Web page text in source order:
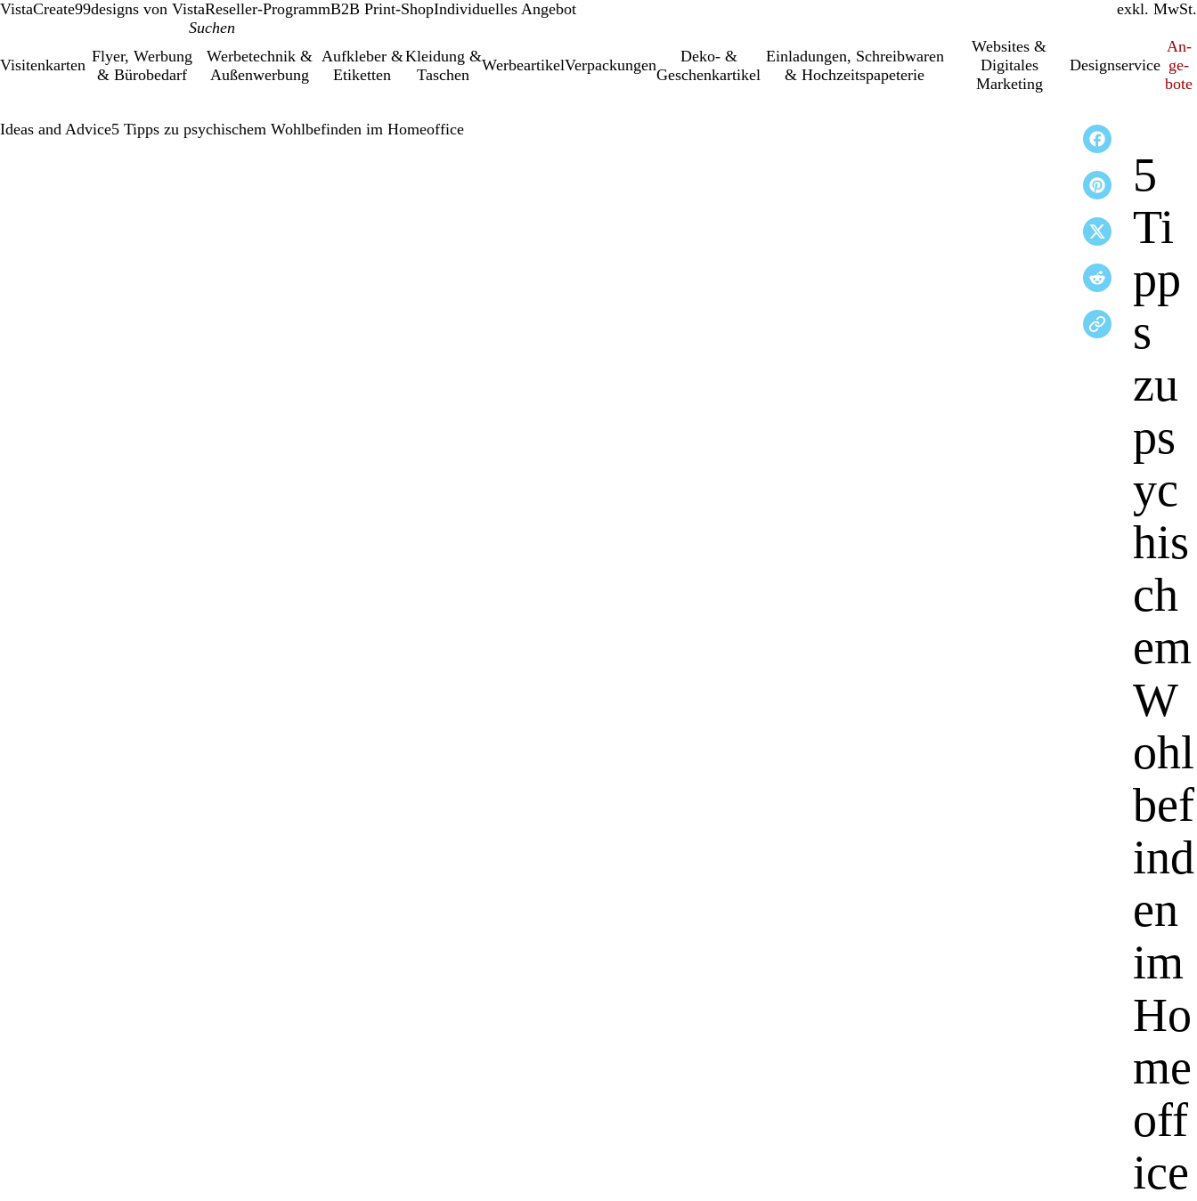
VistaCreate99designs von VistaReseller-ProgrammB2B Print-ShopIndividuelles Angebot inkl. MwSt.
exkl. MwSt.
Visitenkarten
Flyer, Werbung
& Bürobedarf
Werbetechnik &
Außenwerbung
Aufkleber &
Etiketten
Kleidung &
Taschen
WerbeartikelVerpackungen
Deko- &
Geschenkartikel
Einl­a­dung­en, Schreib­wa­ren
& Hochzeitspapeterie
Websites &
Digitales
Marketing
Designservice
An­­
ge­­
bo­­te
Ideas and Advice5 Tipps zu psychischem Wohlbefinden im Homeoffice
5
Ti
pp
s
zu
ps
yc
his
ch
em
W
ohl
bef
ind
en
im
Ho
me
off
ice